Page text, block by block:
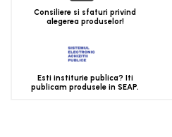
Consiliere si sfaturi privind
alegerea produselor!
Esti institurie publica? Iti
publicam produsele in SEAP.